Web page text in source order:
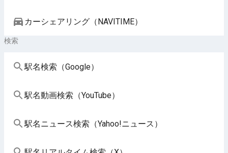
カーシェアリング（NAVITIME）
検索
駅名検索（Google）
駅名動画検索（YouTube）
駅名ニュース検索（Yahoo!ニュース）